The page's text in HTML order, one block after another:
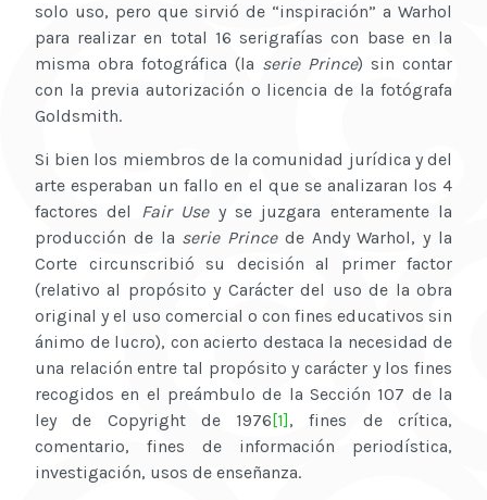
solo uso, pero que sirvió de “inspiración” a Warhol
para realizar en total 16 serigrafías con base en la
misma obra fotográfica (la serie Prince) sin contar
con la previa autorización o licencia de la fotógrafa
Goldsmith.
Si bien los miembros de la comunidad jurídica y del
arte esperaban un fallo en el que se analizaran los 4
factores del Fair Usey se juzgara enteramente la
producción de la serie Princede Andy Warhol, y la
Corte circunscribió su decisión al primer factor
(relativo al propósito y Carácter del uso de la obra
original y el uso comercial o con fines educativos sin
ánimo de lucro), con acierto destaca la necesidad de
una relación entre tal propósito y carácter y los fines
recogidos en el preámbulo de la Sección 107 de la
ley de Copyright de 1976 [1] , fines de crítica,
comentario, fines de información periodística,
investigación, usos de enseñanza.